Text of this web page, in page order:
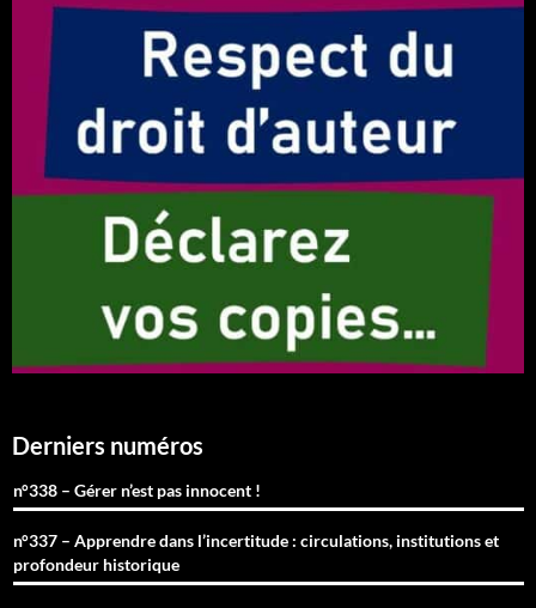
Derniers numéros
n°338 – Gérer n’est pas innocent !
n°337 – Apprendre dans l’incertitude : circulations, institutions et
profondeur historique